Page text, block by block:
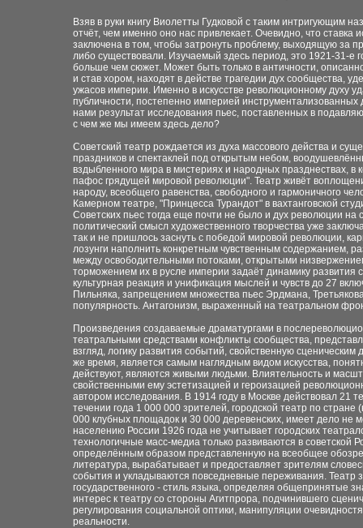
Взяв в руки книгу Виолетты Гудковой с таким интригующим
отчёт, чем именно оно нас привлекает. Очевидно, что ставка
заключена в том, чтобы затронуть проблему, выходящую за
либо существовали. Изучаемый здесь период, это 1921-31-е
больше чем сюжет. Может быть только в античности,
и став хором, находят в действе трагедии дух сообщества,
ужасов империи. Именно в искусстве революционному духу
публичности, постепенно империей
нами результат исследования пьес, поставленных в
с чем же мы имеем здесь дело?
Советский театр рождается из духа массового действа и
праздников и спектаклей под открытым небом,
вздыбленного мира в мистериях и народных празднествах, в
пафос грядущей мировой революции". Театр живёт
народу, всеобщего равенства, свободного и гармоничного
Камерном театре, "Принцесса Турандот" в вахтанговской
Советских пьес тогда еще почти не было и дух революции на
политический смысл художественного творчества уже
так и не пришлось заснуть с победой мировой революции,
лозунги наполнить конкретным чувственным содержанием,
между освободительными потоками, открытыми
торможением их в русле империи задаёт динамику развития
культурная реакция и унификация мыслей и чувств до 27
Пильняка, запрещением множества пьес Эрдмана,
популярность. Антагонизм, выраженный на театральном
Произведения создаваемые драматургами в
театральными средствами конфликты сообщества,
взгляд, логику развития событий, свойственную
же время, является самым наглядным видом искусства,
действуют, являются живыми людьми. Влиятельность и
свойственными ему эстетизацией и героизацией
автором исследования. В 1914 году в Москве действовал 21
течении года 1 000 000 зрителей, городской театр по
000 клубных площадок и 30 000 деревенских, имеет дело
населению России 1926 года не учитывает городских
технологичные масс-медиа только развиваются в советской
определённым образом представленную на всеобщее
литература, вырабатывает и предоставляет зрителям
события и укладываются повседневные переживания. Театр
государственного - стиль языка, определяя общепринятые
интерес к театру со стороны Агитпрора, подчинившего
регулирования социальной оптики, манипуляции
реальности.